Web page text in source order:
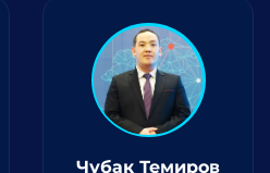
Чубак Темиров